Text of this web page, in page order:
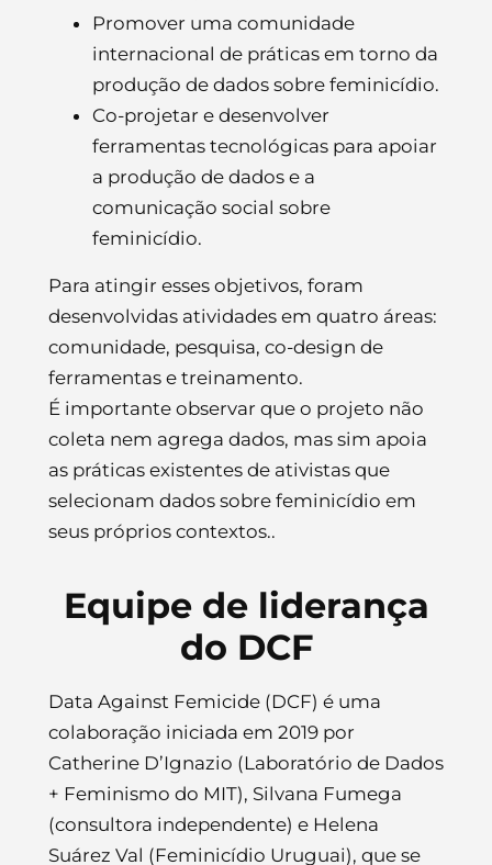
Promover uma comunidade
internacional de práticas em torno da
produção de dados sobre feminicídio.
Co-projetar e desenvolver
ferramentas tecnológicas para apoiar
a produção de dados e a
comunicação social sobre
feminicídio.
Para atingir esses objetivos, foram
desenvolvidas atividades em quatro áreas:
comunidade, pesquisa, co-design de
ferramentas e treinamento.
É importante observar que o projeto não
coleta nem agrega dados, mas sim apoia
as práticas existentes de ativistas que
selecionam dados sobre feminicídio em
seus próprios contextos..
Equipe de liderança
do DCF
Data Against Femicide (DCF) é uma
colaboração iniciada em 2019 por
Catherine D’Ignazio (Laboratório de Dados
+ Feminismo do MIT), Silvana Fumega
(consultora independente) e Helena
Suárez Val (Feminicídio Uruguai), que se